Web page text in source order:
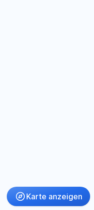
Karte anzeigen